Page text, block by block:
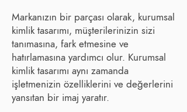
Markanızın bir parçası olarak, kurumsal
kimlik tasarımı, müşterilerinizin sizi
tanımasına, fark etmesine ve
hatırlamasına yardımcı olur. Kurumsal
kimlik tasarımı aynı zamanda
işletmenizin özelliklerini ve değerlerini
yansıtan bir imaj yaratır.